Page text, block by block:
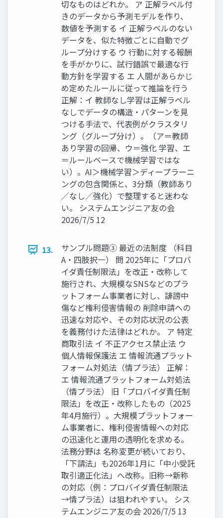
切なものはどれか。 ア 正解ラベル付
きのデータから予測モデルを作り、
数値を予測する イ 正解ラベルのない
データを、似た特徴ごとに自動でグ
ループ分けする ウ 行動に対する報酬
を手がかりに、試行錯誤で最適な行
動方針を学習する エ 人間があらかじ
め定めたルールに従って推論を行う
正解：イ 教師なし学習は正解ラベル
なしでデータの構造・パターンを見
つける手法で、代表例がクラスタリ
ング（グループ分け）。（ア＝教師
あり学習の回帰、ウ＝強化 学習、エ
＝ルールベースで機械学習ではな
い）。AI＞機械学習＞ディープラーニ
ングの包含関係と、3分類（教師あり
／なし／強化）で整理すると迷わな
い。 システムエンジニア友の会
2026/7/5 12
13.
サンプル問題③ 最近の法制度 （科目
A・四肢択一） 問 2025年に「プロバ
イダ責任制限法」を改正・改称して
施行され、大規模なSNSなどのプラ
ットフォーム事業者に対し、誹謗中
傷など権利侵害情報の 削除申請への
迅速な対応や、その対応状況の公表
を義務付けた法律はどれか。 ア 特定
商取引法 イ 不正アクセス禁止法 ウ
個人情報保護法 エ 情報流通プラット
フォーム対処法（情プラ法） 正解：
エ 情報流通プラットフォーム対処法
（情プラ法） 旧「プロバイダ責任制
限法」を改正・改称したもの（2025
年4月施行）。大規模プラットフォー
ム事業者に、権利侵害情報への対応
の迅速化と運用の透明化を求める。
法務分野は 名称変更が続いており、
「下請法」も2026年1月に「中小受託
取引適正化法」へ改称。旧称→新称
の対応（例：プロバイダ責任制限法
→情プラ法）は狙われやすい。 シス
テムエンジニア友の会 2026/7/5 13